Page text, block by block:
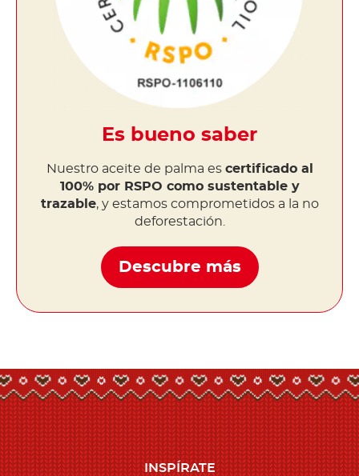
Es bueno saber
Nuestro aceite de palma es certificado al
100% por RSPO como sustentable y
trazable, y estamos comprometidos a la no
deforestación.
Descubre más
INSPÍRATE